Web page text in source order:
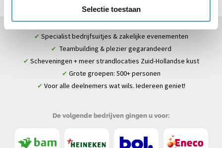
Selectie toestaan
✔ Specialist bedrijfsuitjes & zakelijke evenementen
✔ Teambuilding & plezier gegarandeerd
✔ Scheveningen + meer strandlocaties Zuid-Hollandse kust
✔ Grote groepen: 500+ personen
✔ Voor alle deelnemers wat wils. Iedereen geniet!
De volgende bedrijven gingen u voor: